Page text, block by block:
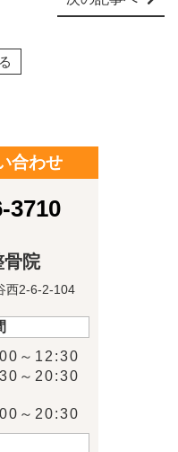
合わせ
3710
骨院
西2-6-2-104
～12:30
～20:30
～20:30